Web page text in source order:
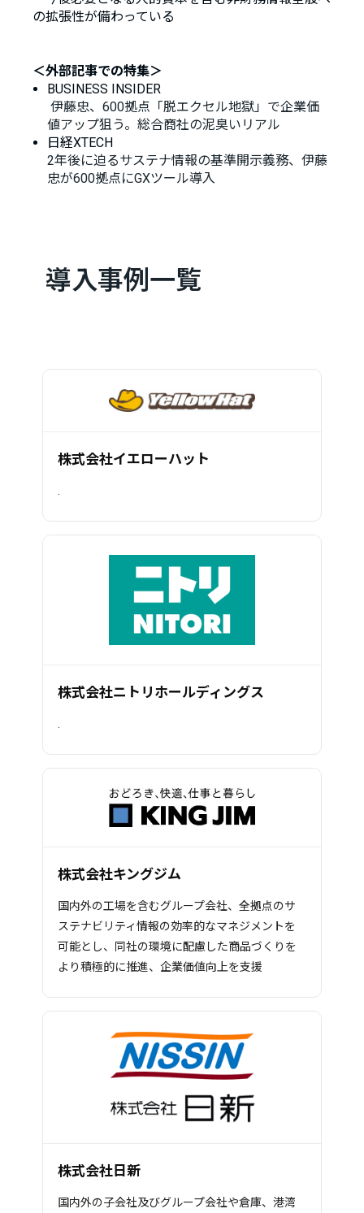
の拡張性が備わっている
＜外部記事での特集＞
BUSINESS INSIDER
伊藤忠、600拠点「脱エクセル地獄」で企業価
値アップ狙う。総合商社の泥臭いリアル
日経XTECH
2年後に迫るサステナ情報の基準開示義務、伊藤
忠が600拠点にGXツール導入
導入事例一覧
株式会社イエローハット
株式会社ニトリホールディングス
.
株式会社キングジム
国内外の工場を含むグループ会社、全拠点のサ
ステナビリティ情報の効率的なマネジメントを
可能とし、同社の環境に配慮した商品づくりを
より積極的に推進、企業価値向上を支援
株式会社日新
国内外の子会社及びグループ会社や倉庫、港湾